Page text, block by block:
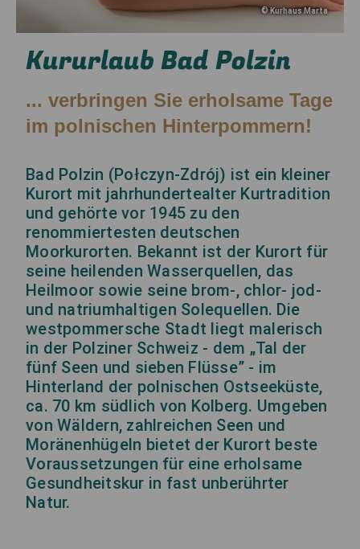
©Kurhaus Marta
Kururlaub Bad Polzin
... verbringen Sie erholsame Tage
im polnischen Hinterpommern!
Bad Polzin (Połczyn-Zdrój) ist ein kleiner
Kurort mit jahrhundertealter Kurtradition
und gehörte vor 1945 zu den
renommiertesten deutschen
Moorkurorten. Bekannt ist der Kurort für
seine heilenden Wasserquellen, das
Heilmoor sowie seine brom-, chlor- jod-
und natriumhaltigen Solequellen. Die
westpommersche Stadt liegt malerisch
in der Polziner Schweiz - dem „Tal der
fünf Seen und sieben Flüsse” - im
Hinterland der polnischen Ostseeküste,
ca. 70 km südlich von Kolberg. Umgeben
von Wäldern, zahlreichen Seen und
Moränenhügeln bietet der Kurort beste
Voraussetzungen für eine erholsame
Gesundheitskur in fast unberührter
Natur.